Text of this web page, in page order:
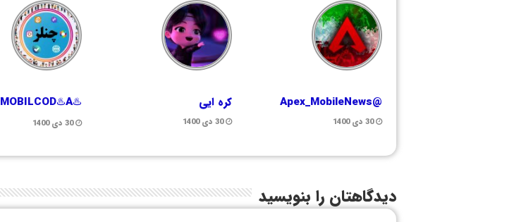
@Apex_MobileNews
30 دی 1400
کره ایی
30 دی 1400
♨️CODMOBILCOD♨️A
30 دی 1400
دیدگاهتان را بنویسید